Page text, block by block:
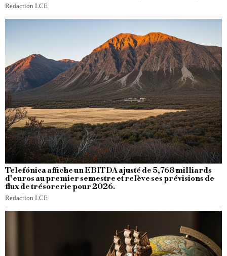
Redaction LCE
Telefónica affiche un EBITDA ajusté de 5,768 milliards
d’euros au premier semestre et relève ses prévisions de
flux de trésorerie pour 2026.
Redaction LCE